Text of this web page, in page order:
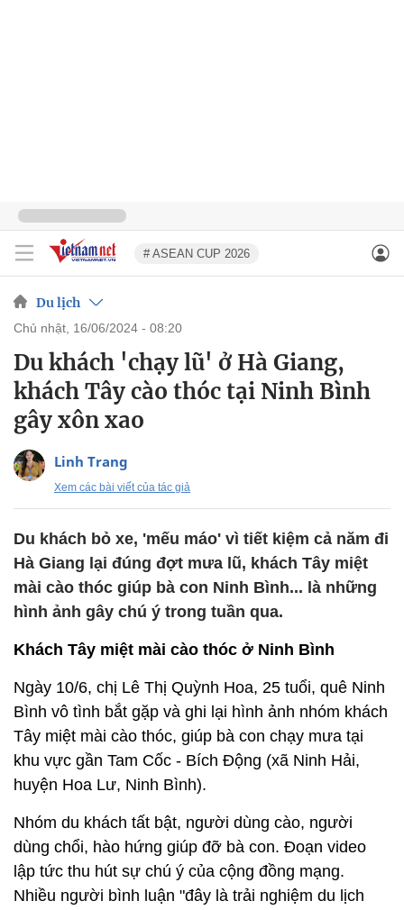
# ASEAN CUP 2026
Du lịch
chủ nhật, 16/06/2024 - 08:20
Du khách 'chạy lũ' ở Hà Giang,
khách Tây cào thóc tại Ninh Bình
gây xôn xao
Linh Trang
Xem các bài viết của tác giả
Du khách bỏ xe, 'mếu máo' vì tiết kiệm cả năm đi
Hà Giang lại đúng đợt mưa lũ, khách Tây miệt
mài cào thóc giúp bà con Ninh Bình... là những
hình ảnh gây chú ý trong tuần qua.
Khách Tây miệt mài cào thóc ở Ninh Bình
Ngày 10/6, chị Lê Thị Quỳnh Hoa, 25 tuổi, quê Ninh
Bình vô tình bắt gặp và ghi lại hình ảnh nhóm khách
Tây miệt mài cào thóc, giúp bà con chạy mưa tại
khu vực gần Tam Cốc - Bích Động (xã Ninh Hải,
huyện Hoa Lư, Ninh Bình).
Nhóm du khách tất bật, người dùng cào, người
dùng chổi, hào hứng giúp đỡ bà con. Đoạn video
lập tức thu hút sự chú ý của cộng đồng mạng.
Nhiều người bình luận "đây là trải nghiệm du lịch